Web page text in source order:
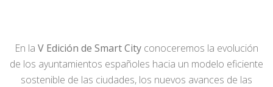
En la V Edición de Smart City conoceremos la evolución
de los ayuntamientos españoles hacia un modelo eficiente
sostenible de las ciudades, los nuevos avances de las